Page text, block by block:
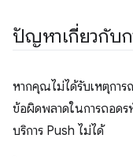
ปัญหาเกี่ยวกับก
หากคุณไม่ได้รับเหตุกา
ข้อผิดพลาดในการถอดร
บริการ Push ไม่ได้